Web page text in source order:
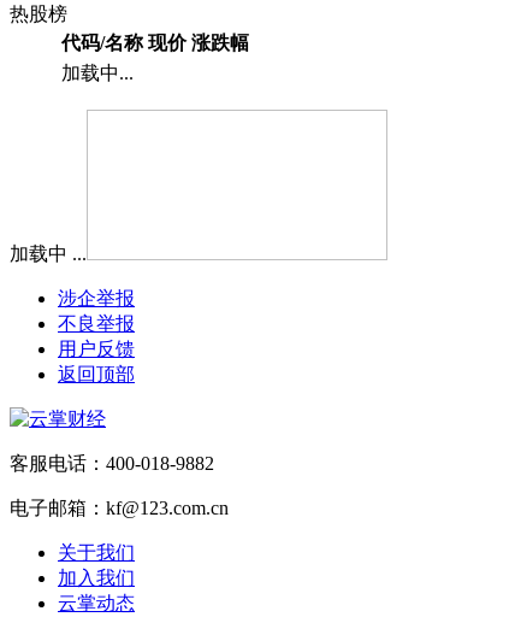
热股榜
代码/名称 现价 涨跌幅
加载中...
加载中 ...
涉企举报
不良举报
用户反馈
返回顶部
客服电话：400-018-9882
电子邮箱：kf@123.com.cn
关于我们
加入我们
云掌动态